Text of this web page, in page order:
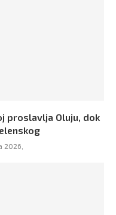
proslavlja Oluju, dok
2026,